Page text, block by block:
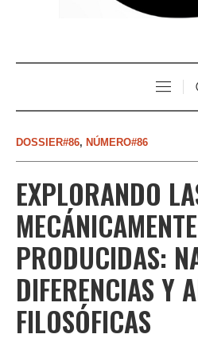
DOSSIER#86, NÚMERO#86
EXPLORANDO
MECÁNICAMENTE
PRODUCIDAS:
DIFERENCIAS Y
FILOSÓFICAS